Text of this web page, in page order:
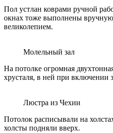
Пол устлан коврами ручной
окнах тоже выполнены
великолепием.
Молельный зал
На потолке огромная
хрусталя, в ней при включении
Люстра из Чехии
Потолок расписывали на
холсты подняли вверх.